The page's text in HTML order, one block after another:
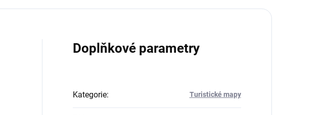
Doplňkové parametry
Kategorie: Turistické mapy